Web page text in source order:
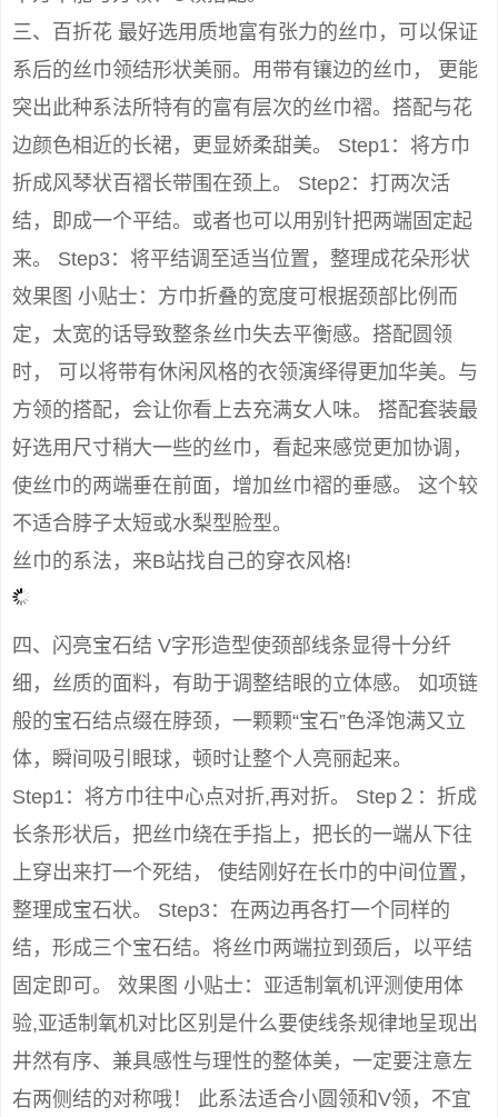
三、百折花 最好选用质地富有张力的丝巾，可以保证
系后的丝巾领结形状美丽。用带有镶边的丝巾， 更能
突出此种系法所特有的富有层次的丝巾褶。搭配与花
边颜色相近的长裙，更显娇柔甜美。 Step1：将方巾
折成风琴状百褶长带围在颈上。 Step2：打两次活
结，即成一个平结。或者也可以用别针把两端固定起
来。 Step3：将平结调至适当位置，整理成花朵形状
效果图 小贴士：方巾折叠的宽度可根据颈部比例而
定，太宽的话导致整条丝巾失去平衡感。搭配圆领
时， 可以将带有休闲风格的衣领演绎得更加华美。与
方领的搭配，会让你看上去充满女人味。 搭配套装最
好选用尺寸稍大一些的丝巾，看起来感觉更加协调，
使丝巾的两端垂在前面，增加丝巾褶的垂感。 这个较
不适合脖子太短或水梨型脸型。
丝巾的系法，来B站找自己的穿衣风格!
四、闪亮宝石结 V字形造型使颈部线条显得十分纤
细，丝质的面料，有助于调整结眼的立体感。 如项链
般的宝石结点缀在脖颈，一颗颗“宝石”色泽饱满又立
体，瞬间吸引眼球，顿时让整个人亮丽起来。
Step1：将方巾往中心点对折,再对折。 Step２：折成
长条形状后，把丝巾绕在手指上，把长的一端从下往
上穿出来打一个死结， 使结刚好在长巾的中间位置，
整理成宝石状。 Step3：在两边再各打一个同样的
结，形成三个宝石结。将丝巾两端拉到颈后，以平结
固定即可。 效果图 小贴士：亚适制氧机评测使用体
验,亚适制氧机对比区别是什么要使线条规律地呈现出
井然有序、兼具感性与理性的整体美，一定要注意左
右两侧结的对称哦！ 此系法适合小圆领和V领，不宜